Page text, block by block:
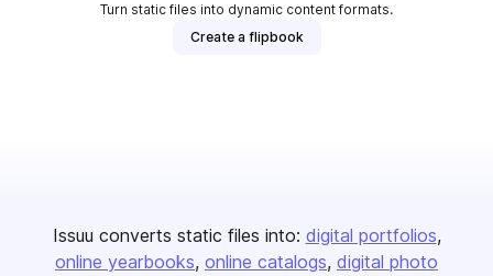
Turn static files into dynamic content formats.
Create a flipbook
Issuu converts static files into: digital portfolios
online yearbooks online catalogs digital photo